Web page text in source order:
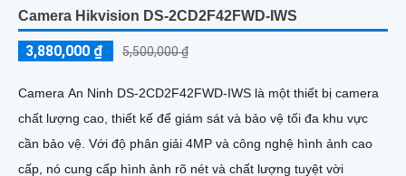
Camera Hikvision DS-2CD2F42FWD-IWS
3,880,000 ₫ 5,500,000 ₫
Camera An Ninh DS-2CD2F42FWD-IWS là một thiết bị camera
chất lượng cao, thiết kế để giám sát và bảo vệ tối đa khu vực
cần bảo vệ. Với độ phân giải 4MP và công nghệ hình ảnh cao
cấp, nó cung cấp hình ảnh rõ nét và chất lượng tuyệt vời